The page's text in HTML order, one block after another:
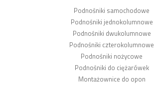
Podnośniki samochodowe
Podnośniki jednokolumnowe
Podnośniki dwukolumnowe
Podnośniki czterokolumnowe
Podnośniki nożycowe
Podnośniki do ciężarówek
Montażownice do opon